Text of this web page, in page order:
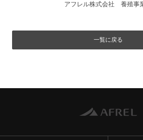
アフレル株式会社 養殖事
一覧に戻る